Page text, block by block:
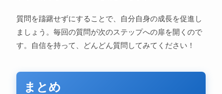
質問を躊躇せずにすることで、自分自身の成長を促進し
ましょう。毎回の質問が次のステップへの扉を開くので
す。自信を持って、どんどん質問してみてください！
まとめ